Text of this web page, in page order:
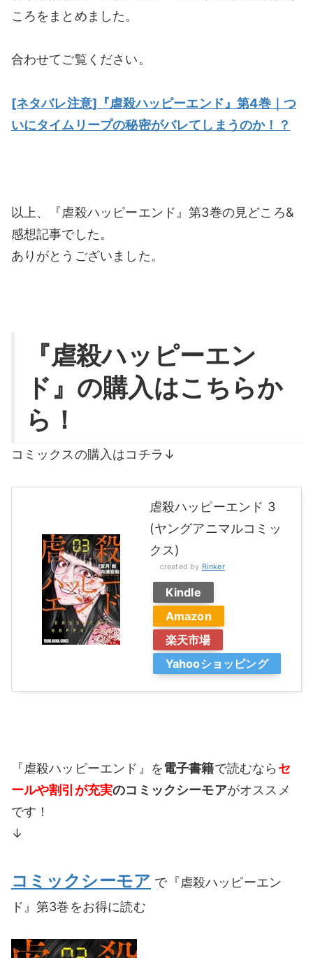
ころをまとめました。
合わせてご覧ください。
[ネタバレ注意]『虐殺ハッピーエンド』第4巻｜つ
いにタイムリープの秘密がバレてしまうのか！？
以上、『虐殺ハッピーエンド』第3巻の見どころ&
感想記事でした。
ありがとうございました。
『虐殺ハッピーエン
ド』の購入はこちらか
ら！
コミックスの購入はコチラ↓
虐殺ハッピーエンド 3
(ヤングアニマルコミッ
クス)
created by Rinker
Kindle
Amazon
楽天市場
Yahooショッピング
『虐殺ハッピーエンド』を電子書籍で読むなら セ
ールや割引が充実のコミックシーモアがオススメ
です！
↓
コミックシーモア で『虐殺ハッピーエン
ド』第3巻をお得に読む